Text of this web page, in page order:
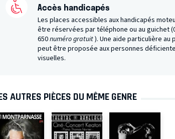
Accès handicapés
Les places accessibles aux handicapés
être réservées par téléphone ou au guichet
650numéro gratuit). Une aide particulière au
peut être proposée aux personnes
visuelles.
AUTRES PIÈCES DU MÊME GENRE